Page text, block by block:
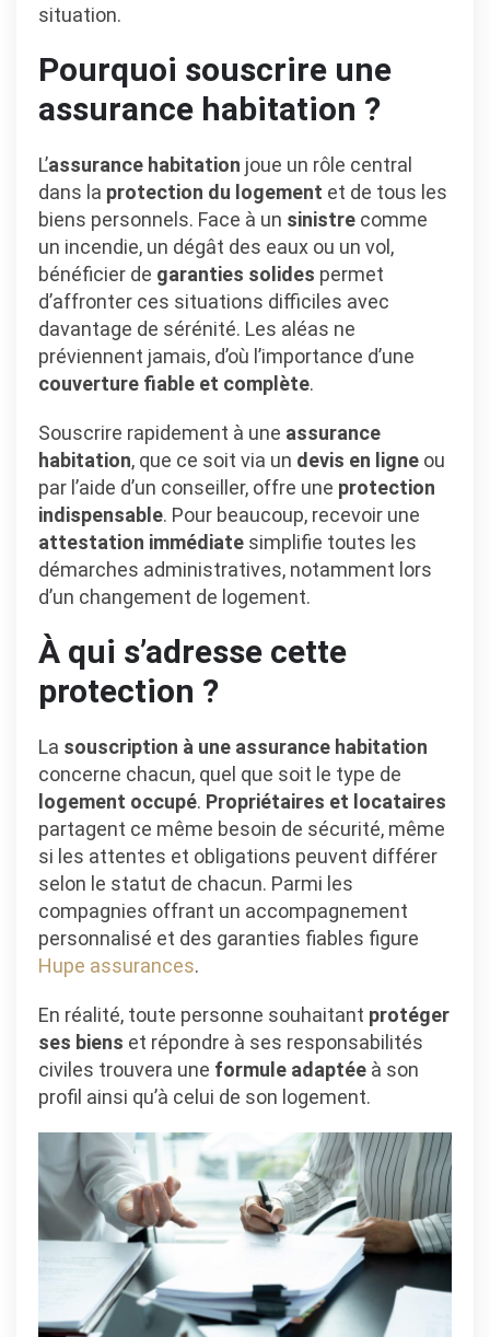
situation.
Pourquoi souscrire une
assurance habitation ?
L’assurance habitation joue un rôle central
dans la protection du logement et de tous les
biens personnels. Face à un sinistre comme
un incendie, un dégât des eaux ou un vol,
bénéficier de garanties solides permet
d’affronter ces situations difficiles avec
davantage de sérénité. Les aléas ne
préviennent jamais, d’où l’importance d’une
couverture fiable et complète.
Souscrire rapidement à une assurance
habitation, que ce soit via un devis en ligne ou
par l’aide d’un conseiller, offre une protection
indispensable. Pour beaucoup, recevoir une
attestation immédiate simplifie toutes les
démarches administratives, notamment lors
d’un changement de logement.
À qui s’adresse cette
protection ?
La souscription à une assurance habitation
concerne chacun, quel que soit le type de
logement occupé. Propriétaires et locataires
partagent ce même besoin de sécurité, même
si les attentes et obligations peuvent différer
selon le statut de chacun. Parmi les
compagnies offrant un accompagnement
personnalisé et des garanties fiables figure
Hupe assurances.
En réalité, toute personne souhaitant protéger
ses biens et répondre à ses responsabilités
civiles trouvera une formule adaptée à son
profil ainsi qu’à celui de son logement.